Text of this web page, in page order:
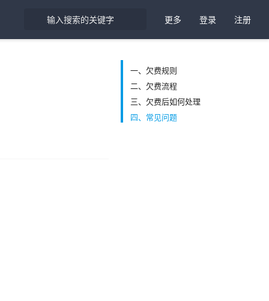
更多 登录 注册
一、欠费规则
二、欠费流程
三、欠费后如何处理
四、常见问题